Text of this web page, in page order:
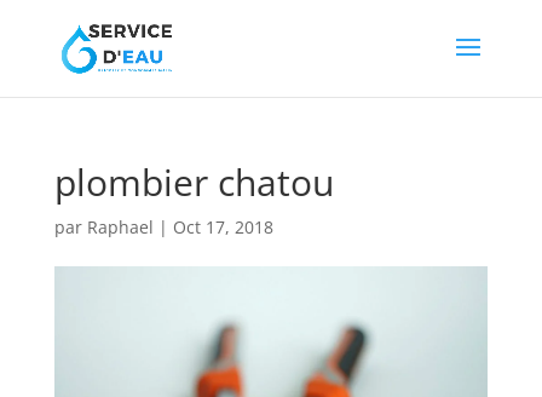
plombier chatou
par Raphael | Oct 17, 2018